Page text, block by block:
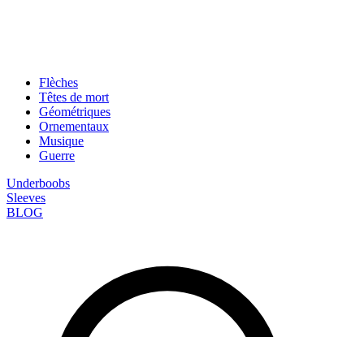
Flèches
Têtes de mort
Géométriques
Ornementaux
Musique
Guerre
Underboobs
Sleeves
BLOG